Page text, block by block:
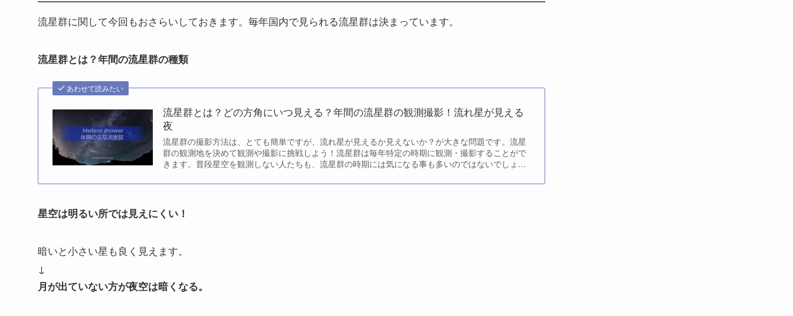
流星群に関して今回もおさらいしておきます。毎年国内で見られる流星群は決まっています。
流星群とは？年間の流星群の種類
あわせて読みたい
流星群とは？どの方角にいつ見える？年間の流星群の観測撮影！流れ星が見える
夜
流星群の撮影方法は、とても簡単ですが、流れ星が見えるか見えないか？が大きな問題です。流星
群の観測地を決めて観測や撮影に挑戦しよう！流星群は毎年特定の時期に観測・撮影することがで
きます。普段星空を観測しない人たちも、流星群の時期には気になる事も多いのではないでしょう
の時期に見えるのか？毎年恒例の流星群をチェックしてみましょう！
星空は明るい所では見えにくい！
暗いと小さい星も良く見えます。
↓
月が出ていない方が夜空は暗くなる。